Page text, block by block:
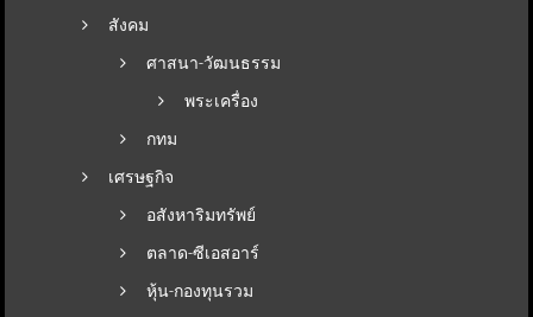
สังคม
ศาสนา-วัฒนธรรม
พระเครื่อง
กทม
เศรษฐกิจ
อสังหาริมทรัพย์
ตลาด-ซีเอสอาร์
หุ้น-กองทุนรวม